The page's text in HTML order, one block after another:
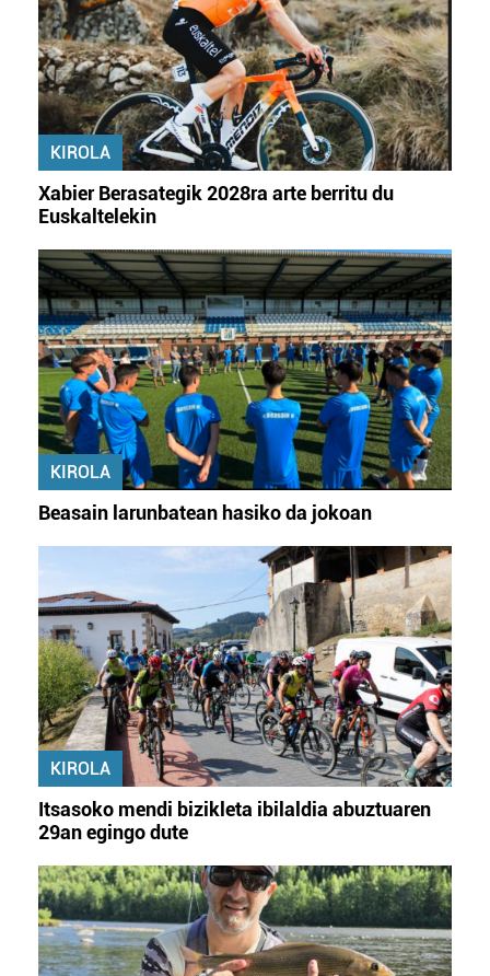
KIROLA
Xabier Berasategik 2028ra arte berritu du
Euskaltelekin
KIROLA
Beasain larunbatean hasiko da jokoan
KIROLA
Itsasoko mendi bizikleta ibilaldia abuztuaren
29an egingo dute